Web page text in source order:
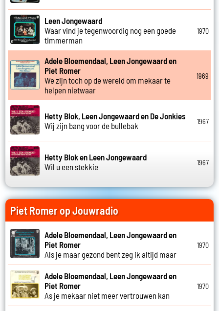
Leen Jongewaard
Waar vind je tegenwoordig nog een goede
timmerman
1970
Adele Bloemendaal, Leen Jongewaard en
Piet Romer
We zijn toch op de wereld om mekaar te
helpen nietwaar
1969
Hetty Blok, Leen Jongewaard en De Jonkies
Wij zijn bang voor de bullebak
1967
Hetty Blok en Leen Jongewaard
Wil u een stekkie
1967
Piet Romer op Jouwradio
Adele Bloemendaal, Leen Jongewaard en
Piet Romer
Als je maar gezond bent zeg ik altijd maar
1970
Adele Bloemendaal, Leen Jongewaard en
Piet Romer
As je mekaar niet meer vertrouwen kan
1970